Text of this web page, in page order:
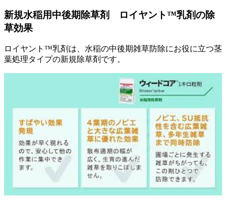
新規水稲用中後期除草剤 ロイヤント™乳剤の除
草効果
ロイヤント™乳剤は、水稲の中後期雑草防除にお役に立つ茎
葉処理タイプの新規除草剤です。